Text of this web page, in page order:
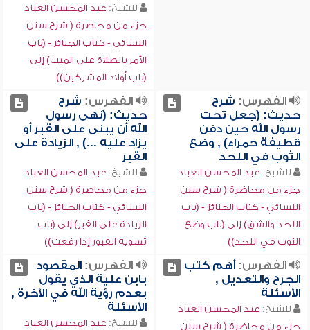
للشيخ: عبد المحسن العباد
جزء من محاضرة ( شرح سنن
النسائي - كتاب الجنائز - (باب
الأمر بالصلاة على الميت) إلى
(باب أولاد المشركين))
الفهرس: شرح
حديث: (جعل تحت
رسول الله حين دفن
قطيفة حمراء) , وضع
الثوب في اللحد
للشيخ: عبد المحسن العباد
جزء من محاضرة ( شرح سنن
النسائي - كتاب الجنائز - (باب
اللحد والشق) إلى (باب وضع
الثوب في اللحد))
الفهرس: شرح
حديث: (نهى رسول
الله أن يبنى على القبر أو
يزاد عليه ...) , الزيادة على
القبر
للشيخ: عبد المحسن العباد
جزء من محاضرة ( شرح سنن
النسائي - كتاب الجنائز - (باب
الزيادة على القبر) إلى (باب
تسوية القبور إذا رفعت))
الفهرس:أهم كتب
الجرح والتعديل ,
الأسئلة
للشيخ: عبد المحسن العباد
جزء من محاضرة ( شرح سنن
الفهرس:المقصود
بابن علية الذي يقول
بعدم رؤية الله في الآخرة ,
الأسئلة
للشيخ: عبد المحسن العباد